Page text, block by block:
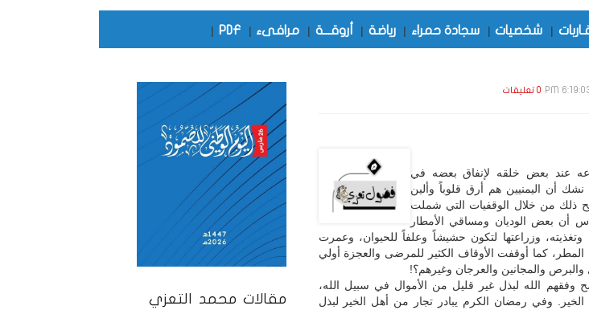
| شخصيات | سجادة حمراء | رياضة | أروقـــة | مرافىء |
PDF
|
مقالات محمد التعزي
0 تعليقات
عند بعض خلقه لإنفاق بعضه في
أن اليمنيين هم أرق قلوباً وألين
ذلك من خلال الوقفيات التي شملت
أن بعض الوديان ومساقي الأمطار
وتغذيته، وزراعتها لتكون حشيشاً وعلفاً للحيوان، وعمرت
كما أوقفت الأوقاف الكثير للمرضى والعجزة أولي
والمجانين والعرجان وغيرهم؟!
وفقهم الله لبذل غير قليل من الأموال في سبيل الله،
وفي رمضان الكرم يبادر تجار من أهل الخير لبذل